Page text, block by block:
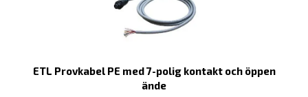
ETL Provkabel PE med 7-polig kontakt och öppen
ände